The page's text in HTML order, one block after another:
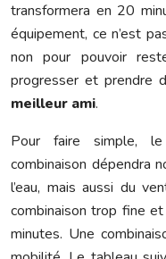
transformera en 20
équipement, ce n’est
non pour pouvoir
progresser et prendre
meilleur ami.
Pour faire simple,
combinaison dépendra
l’eau, mais aussi du
combinaison trop fine
minutes. Une